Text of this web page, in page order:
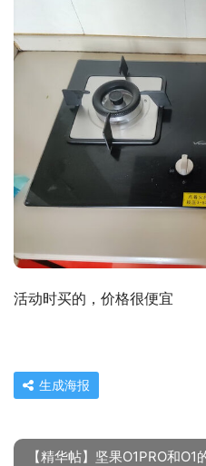
活动时买的，价格很便宜
生成海报
【精华帖】坚果O1PRO和